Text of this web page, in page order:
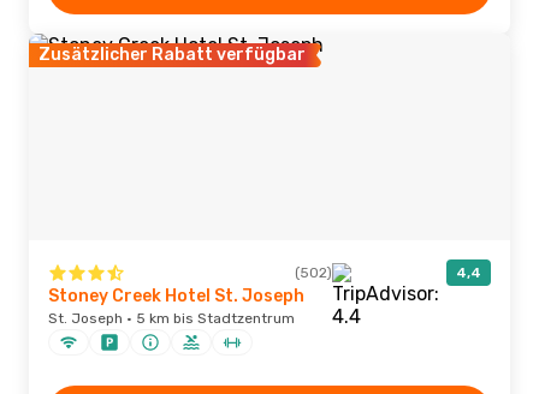
Zusätzlicher Rabatt verfügbar
(502) 4,4
Stoney Creek Hotel St. Joseph
St. Joseph · 5 km bis Stadtzentrum